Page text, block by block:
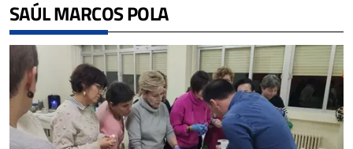
SAÚL MARCOS POLA